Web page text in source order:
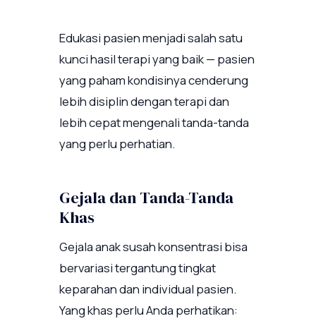
Edukasi pasien menjadi salah satu
kunci hasil terapi yang baik — pasien
yang paham kondisinya cenderung
lebih disiplin dengan terapi dan
lebih cepat mengenali tanda-tanda
yang perlu perhatian.
Gejala dan Tanda-Tanda
Khas
Gejala anak susah konsentrasi bisa
bervariasi tergantung tingkat
keparahan dan individual pasien.
Yang khas perlu Anda perhatikan: